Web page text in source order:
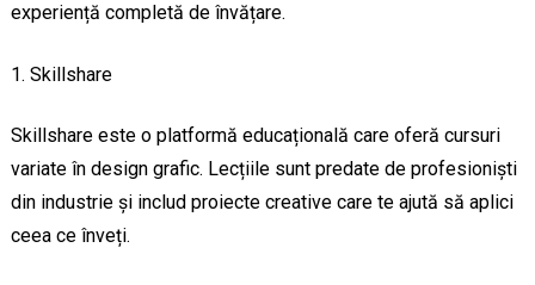
experiență completă de învățare.
Skillshare
Skillshare este o platformă educațională care oferă cursuri
variate în design grafic. Lecțiile sunt predate de profesioniști
din industrie și includ proiecte creative care te ajută să aplici
ceea ce înveți.